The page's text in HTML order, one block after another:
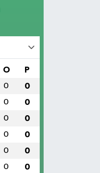
O P
0 0
0 0
0 0
0 0
0 0
0 0